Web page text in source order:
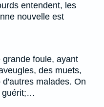
entendent, les
nouvelle est
foule, ayant
des muets,
malades. On
guérit;…